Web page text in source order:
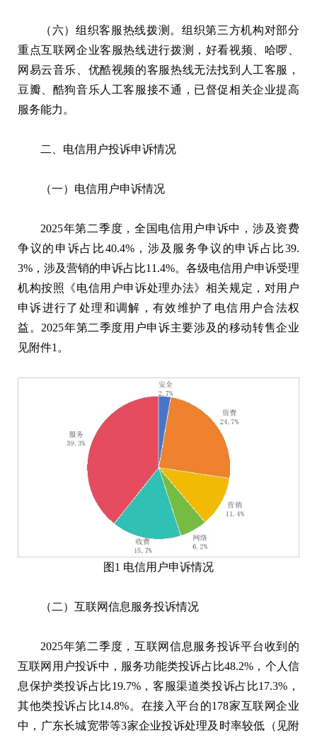
（六）组织客服热线拨测。组织第三方机构对部分
重点互联网企业客服热线进行拨测，好看视频、哈啰、
网易云音乐、优酷视频的客服热线无法找到人工客服，
豆瓣、酷狗音乐人工客服接不通，已督促相关企业提高
服务能力。
二、电信用户投诉申诉情况
（一）电信用户申诉情况
2025年第二季度，全国电信用户申诉中，涉及资费
争议的申诉占比40.4%，涉及服务争议的申诉占比39.
3%，涉及营销的申诉占比11.4%。各级电信用户申诉受理
机构按照《电信用户申诉处理办法》相关规定，对用户
申诉进行了处理和调解，有效维护了电信用户合法权
益。2025年第二季度用户申诉主要涉及的移动转售企业
见附件1。
图1 电信用户申诉情况
（二）互联网信息服务投诉情况
2025年第二季度，互联网信息服务投诉平台收到的
互联网用户投诉中，服务功能类投诉占比48.2%，个人信
息保护类投诉占比19.7%，客服渠道类投诉占比17.3%，
其他类投诉占比14.8%。在接入平台的178家互联网企业
中，广东长城宽带等3家企业投诉处理及时率较低（见附